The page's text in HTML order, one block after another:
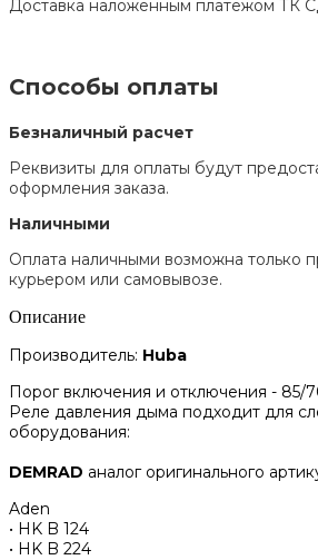
Доставка наложенным платежом ТК
Способы оплаты
Безналичный расчет
Реквизиты для оплаты будут
оформления заказа.
Наличными
Оплата наличными возможна только
курьером или самовывозе.
Описание
Производитель: Huba
Порог включения и отключения - 85/
Реле давления дыма подходит для
оборудования:
DEMRAD аналог оригинального
Aden
• HK B 124
• HK B 224